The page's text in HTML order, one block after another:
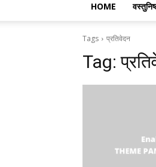
HOME
Tags प्रतिवेदन
Tag: